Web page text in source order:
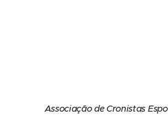
Associação de Cronistas